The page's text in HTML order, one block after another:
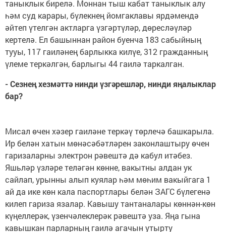
таныклык бирелә. Моннан тыш кабат таныклык алу
һәм суд карары, бүлекнең йомгаклавы ярдәмендә
әйтеп үтелгән актларга үзгәртүләр, дөресләүләр
кертелә. Ел башыннан район буенча 183 сабыйның
тууы, 117 гаиләнең барлыкка килүе, 312 гражданның
үлеме теркәлгән, барлыгы 44 гаилә таркалган.
- Сезнең хезмәттә нинди үзгәрешләр, нинди яңалыклар
бар?
Мисал өчен хәзер гаиләне теркәү төрлечә башкарыла.
Ир белән хатын мөнәсәбәтләрен законлаштыру өчен
гаризаларны электрон рәвештә дә кабул итәбез.
Яшьләр үзләре теләгән көнне, вакытны алдан ук
сайлап, урынны алып куялар һәм мөһим вакыйгага 1
ай да ике көн кала паспортлары белән ЗАГС бүлегенә
килеп гариза язалар. Кавышу тантаналары көннән-көн
күңеллерәк, үзенчәлеклерәк рәвештә уза. Яңа гына
кавышкан парларның гаилә агачын утырту